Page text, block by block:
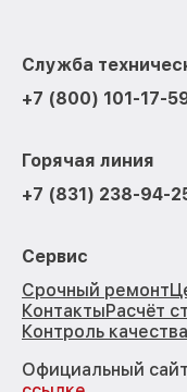
Служба
+7 (800) 101-17-
Горячая линия
+7 (831) 238-94-
Сервис
Срочный ремонт
КонтактыРасчёт
Контроль качества
Официальный